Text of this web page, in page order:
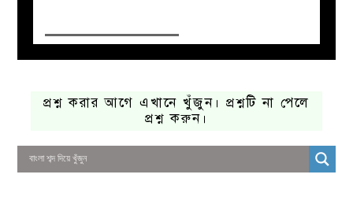
প্রশ্ন করার আগে এখানে খুঁজুন। প্রশ্নটি না পেলে
প্রশ্ন করুন।